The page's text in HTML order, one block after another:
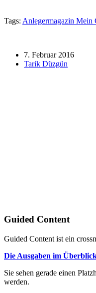
Tags: Anlegermagazin Mein
7. Februar 2016
Tarik Düzgün
Guided Content
Guided Content ist ein
Die Ausgaben im
Sie sehen gerade einen
werden.